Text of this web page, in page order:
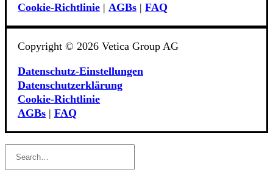
Cookie‑Richtlinie | AGBs | FAQ
Copyright © 2026 Vetica Group AG
Datenschutz-Einstellungen
Datenschutzerklärung
Cookie‑Richtlinie
AGBs | FAQ